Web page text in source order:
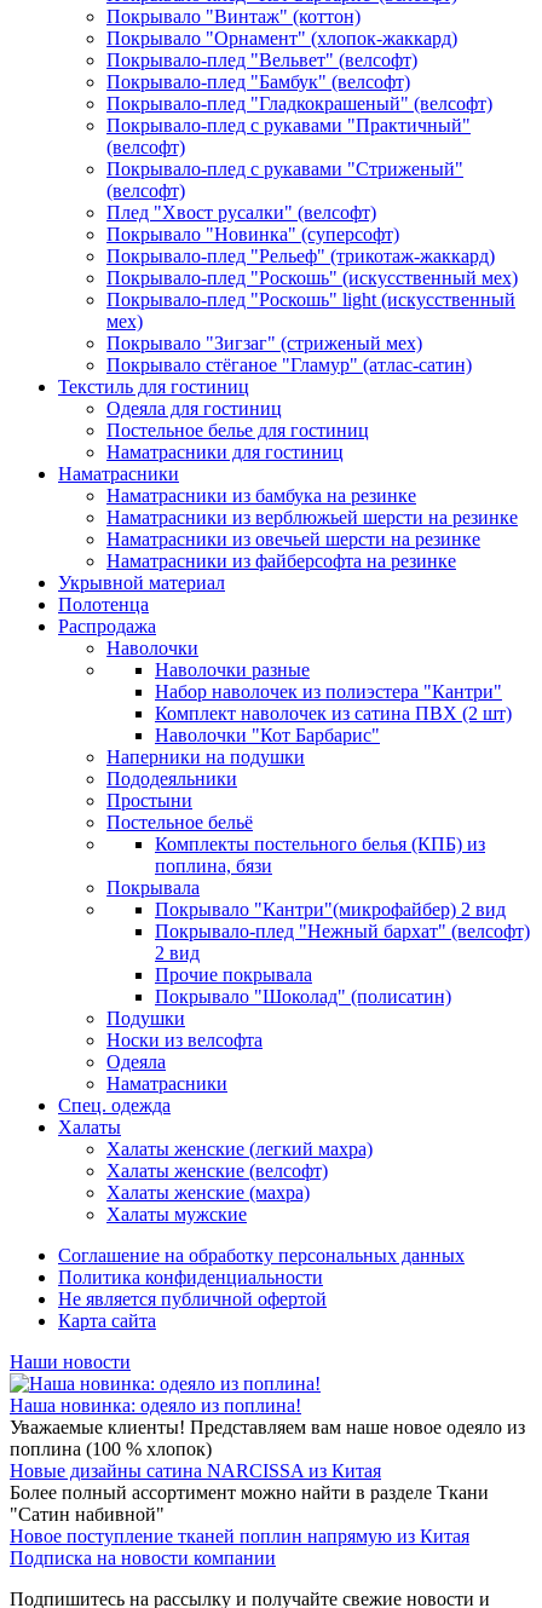
Покрывало "Винтаж" (коттон)
Покрывало "Орнамент" (хлопок-жаккард)
Покрывало-плед "Вельвет" (велсофт)
Покрывало-плед "Бамбук" (велсофт)
Покрывало-плед "Гладкокрашеный" (велсофт)
Покрывало-плед с рукавами "Практичный"
(велсофт)
Покрывало-плед с рукавами "Стриженый"
(велсофт)
Плед "Хвост русалки" (велсофт)
Покрывало "Новинка" (суперсофт)
Покрывало-плед "Рельеф" (трикотаж-жаккард)
Покрывало-плед "Роскошь" (искусственный мех)
Покрывало-плед "Роскошь" light (искусственный
мех)
Покрывало "Зигзаг" (стриженый мех)
Покрывало стёганое "Гламур" (атлас-сатин)
Текстиль для гостиниц
Одеяла для гостиниц
Постельное белье для гостиниц
Наматрасники для гостиниц
Наматрасники
Наматрасники из бамбука на резинке
Наматрасники из верблюжьей шерсти на резинке
Наматрасники из овечьей шерсти на резинке
Наматрасники из файберсофта на резинке
Укрывной материал
Полотенца
Распродажа
Наволочки
Наволочки разные
Набор наволочек из полиэстера "Кантри"
Комплект наволочек из сатина ПВХ (2 шт)
Наволочки "Кот Барбарис"
Наперники на подушки
Пододеяльники
Простыни
Постельное бельё
Комплекты постельного белья (КПБ) из
поплина, бязи
Покрывала
Покрывало "Кантри"(микрофайбер) 2 вид
Покрывало-плед "Нежный бархат" (велсофт)
2 вид
Прочие покрывала
Покрывало "Шоколад" (полисатин)
Подушки
Носки из велсофта
Одеяла
Наматрасники
Спец. одежда
Халаты
Халаты женские (легкий махра)
Халаты женские (велсофт)
Халаты женские (махра)
Халаты мужские
Соглашение на обработку персональных данных
Политика конфиденциальности
Не является публичной офертой
Карта сайта
Наши новости
Наша новинка: одеяло из поплина!
Уважаемые клиенты! Представляем вам наше новое одеяло из
поплина (100 % хлопок)
Новые дизайны сатина NARCISSA из Китая
Более полный ассортимент можно найти в разделе Ткани
"Сатин набивной"
Новое поступление тканей поплин напрямую из Китая
Подписка на новости компании
Подпишитесь на рассылку и получайте свежие новости и